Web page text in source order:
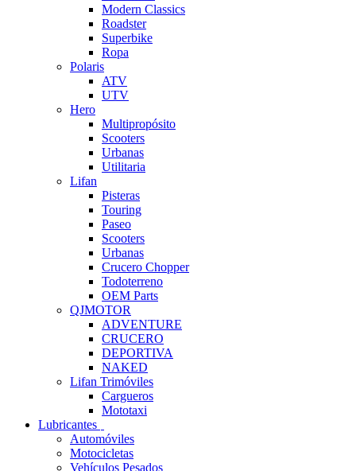
Modern Classics
Roadster
Superbike
Ropa
Polaris
ATV
UTV
Hero
Multipropósito
Scooters
Urbanas
Utilitaria
Lifan
Pisteras
Touring
Paseo
Scooters
Urbanas
Crucero Chopper
Todoterreno
OEM Parts
QJMOTOR
ADVENTURE
CRUCERO
DEPORTIVA
NAKED
Lifan Trimóviles
Cargueros
Mototaxi
Lubricantes
Automóviles
Motocicletas
Vehículos Pesados